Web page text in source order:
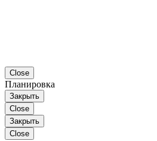
Close
Планировка
Закрыть
Close
Закрыть
Close